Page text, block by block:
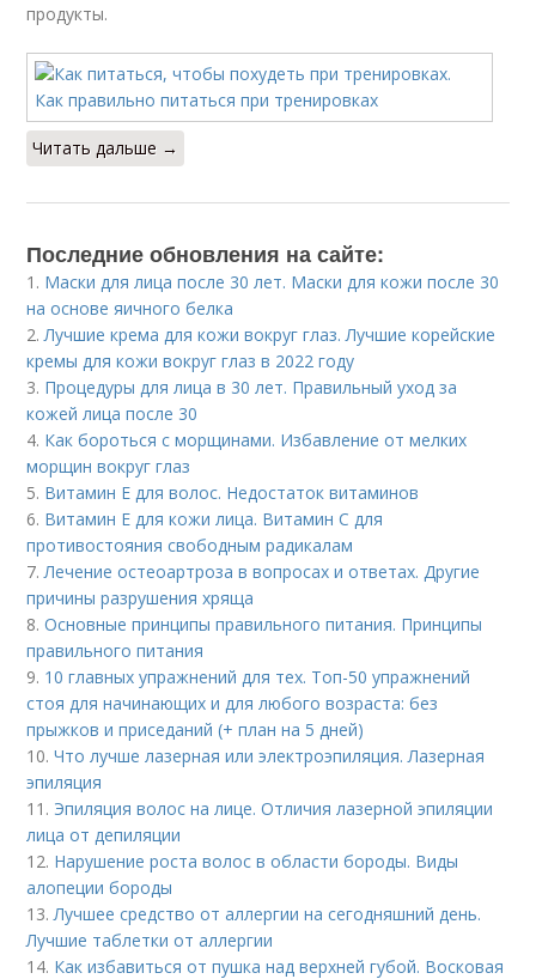
продукты.
Читать дальше →
Последние обновления на сайте:
1. Маски для лица после 30 лет. Маски для кожи после 30
на основе яичного белка
2. Лучшие крема для кожи вокруг глаз. Лучшие корейские
кремы для кожи вокруг глаз в 2022 году
3. Процедуры для лица в 30 лет. Правильный уход за
кожей лица после 30
4. Как бороться с морщинами. Избавление от мелких
морщин вокруг глаз
5. Витамин Е для волос. Недостаток витаминов
6. Витамин Е для кожи лица. Витамин С для
противостояния свободным радикалам
7. Лечение остеоартроза в вопросах и ответах. Другие
причины разрушения хряща
8.Основные принципы правильного питания. Принципы
правильного питания
9. 10 главных упражнений для тех. Топ-50 упражнений
стоя для начинающих и для любого возраста: без
прыжков и приседаний (+ план на 5 дней)
10.Что лучше лазерная или электроэпиляция. Лазерная
эпиляция
11. Эпиляция волос на лице. Отличия лазерной эпиляции
лица от депиляции
12. Нарушение роста волос в области бороды. Виды
алопеции бороды
13. Лучшее средство от аллергии на сегодняшний день.
Лучшие таблетки от аллергии
14. Как избавиться от пушка над верхней губой. Восковая